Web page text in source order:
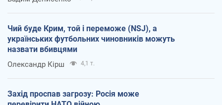
Чий буде Крим, той і переможе (NSJ), а
українських футбольних чиновників можуть
назвати вбивцями
Олександр Кірш 4,1 т.
Захід проспав загрозу: Росія може